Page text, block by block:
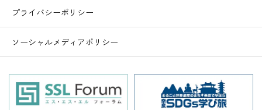
プライバシーポリシー
ソーシャルメディアポリシー